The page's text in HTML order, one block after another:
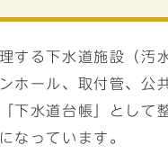
する下水道施設（汚
ホール、取付管、公
下水道台帳」として
なっています。